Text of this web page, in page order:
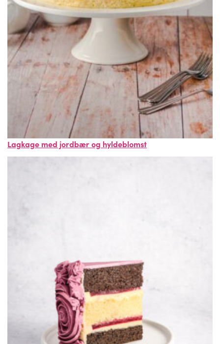
Lagkage med jordbær og hyldeblomst